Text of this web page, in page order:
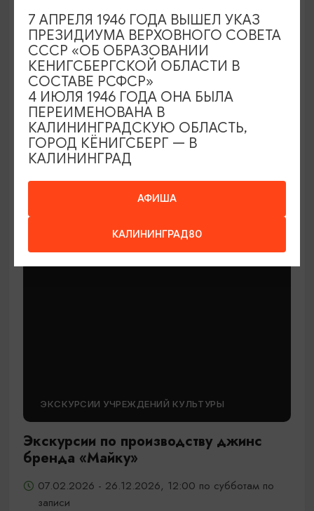
МАСТЕР-КЛАССЫ
Мастер-классы по керамике Елены
Бодяковой
Калининград, ул. Баранова, 45
ЭКСКУРСИИ УЧРЕЖДЕНИЙ КУЛЬТУРЫ
Экскурсии по производству джинс
бренда «Майку»
07.02.2026 - 26.12.2026, 12:00 по субботам по
записи
АФИША
КАЛИНИНГРАД80
7 АПРЕЛЯ 1946 ГОДА ВЫШЕЛ УКАЗ
ПРЕЗИДИУМА ВЕРХОВНОГО СОВЕТА
СССР «ОБ ОБРАЗОВАНИИ
КЕНИГСБЕРГСКОЙ ОБЛАСТИ В
СОСТАВЕ РСФСР»
4 ИЮЛЯ 1946 ГОДА ОНА БЫЛА
ПЕРЕИМЕНОВАНА В
КАЛИНИНГРАДСКУЮ ОБЛАСТЬ,
ГОРОД КЁНИГСБЕРГ — В
КАЛИНИНГРАД